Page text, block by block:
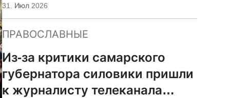
31. Июл 2026
ПРАВОСЛАВНЫЕ
Из-за критики самарского
губернатора силовики пришли
к журналисту телеканала